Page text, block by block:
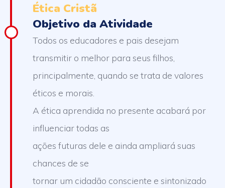
Ética Cristã
Objetivo da Atividade
Todos os educadores e pais desejam
transmitir o melhor para seus filhos,
principalmente, quando se trata de valores
éticos e morais.
A ética aprendida no presente acabará por
influenciar todas as
ações futuras dele e ainda ampliará suas
chances de se
tornar um cidadão consciente e sintonizado